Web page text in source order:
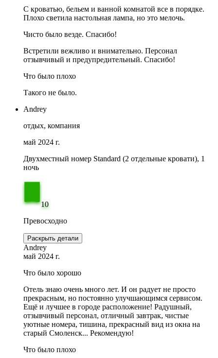
С кроватью, бельем и ванной комнатой все в порядке.
Плохо светила настольная лампа, но это мелочь.
Чисто было везде. Спасибо!
Встретили вежливо и внимательно. Персонал
отзывчивый и предупредительный. Спасибо!
Что было плохо
Такого не было.
Andrey
отдых, компания
май 2024 г.
Двухместный номер Standard (2 отдельные кровати), 1
ночь
10
Превосходно
Раскрыть детали
Andrey
май 2024 г.
Что было хорошо
Отель знаю очень много лет. И он радует не просто
прекрасным, но постоянно улучшающимся сервисом.
Ещё и лучшее в городе расположение! Радушный,
отзывчивый персонал, отличный завтрак, чистые
уютные номера, тишина, прекрасный вид из окна на
старый Смоленск... Рекомендую!
Что было плохо